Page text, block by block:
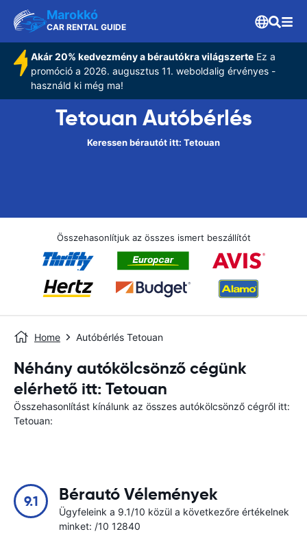
Marokkó
CAR RENTAL GUIDE
Akár 20% kedvezmény a bérautókra világszerteEz a
promóció a 2026. augusztus 11. weboldalig érvényes -
használd ki még ma!
Tetouan Autóbérlés
Keressen bérautót itt: Tetouan
Összehasonlítjuk az összes ismert beszállítót
Home Autóbérlés Tetouan
Néhány autókölcsönző cégünk
elérhető itt: Tetouan
Összehasonlítást kínálunk az összes autókölcsönző cégről itt:
Tetouan:
9.1 Bérautó Vélemények
Ügyfeleink a 9.1/10 közül a következőre értékelnek
minket: /10 12840